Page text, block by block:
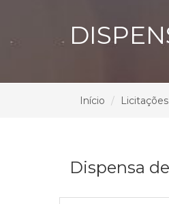
Início Licitações
Dispensa